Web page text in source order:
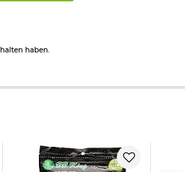
die diesen Akkutyp unterstützen!
haben.